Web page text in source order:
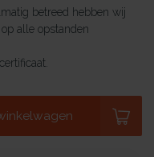
betreed hebben wij
alle opstanden